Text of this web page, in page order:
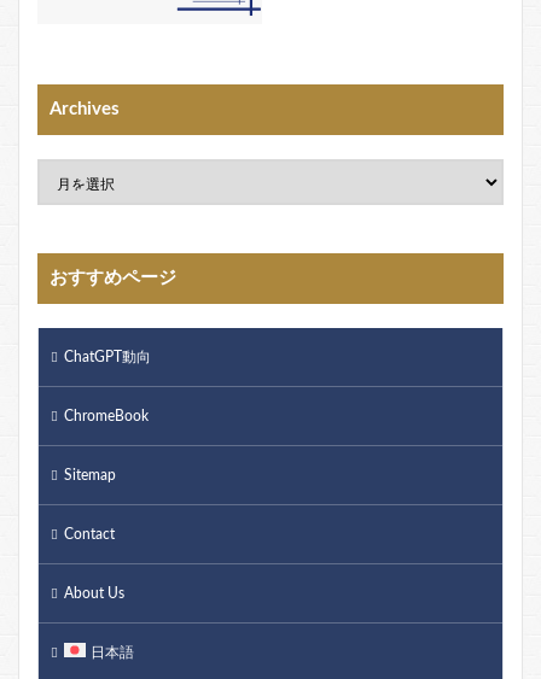
Archives
おすすめページ
ChatGPT動向
ChromeBook
Sitemap
Contact
About Us
日本語